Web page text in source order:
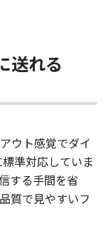
送れる
ウト感覚でダイ
準対応していま
する手間を省
質で見やすいフ